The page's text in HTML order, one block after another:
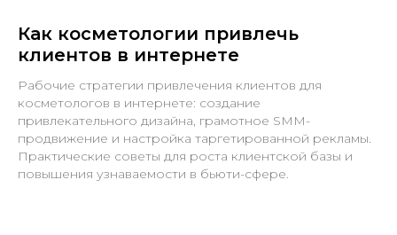
Как косметологии привлечь
клиентов в интернете
Рабочие стратегии привлечения клиентов для
косметологов в интернете: создание
привлекательного дизайна, грамотное SMM-
продвижение и настройка таргетированной рекламы.
Практические советы для роста клиентской базы и
повышения узнаваемости в бьюти-сфере.